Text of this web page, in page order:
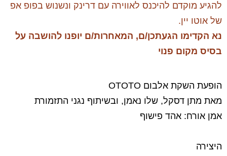
להגיע מוקדם להיכנס לאווירה עם דרינק ונשנוש בפופ אפ
של אוטו יין.
נא הקדימו הגעתכן/ם, המאחרות/ם יופנו להושבה על
בסיס מקום פנוי
הופעת השקת אלבום OTOTO
מאת מתן דסקל, שלו נאמן, ובשיתוף נגני התזמורת
אמן אורח: אהד פישוף
היצירה